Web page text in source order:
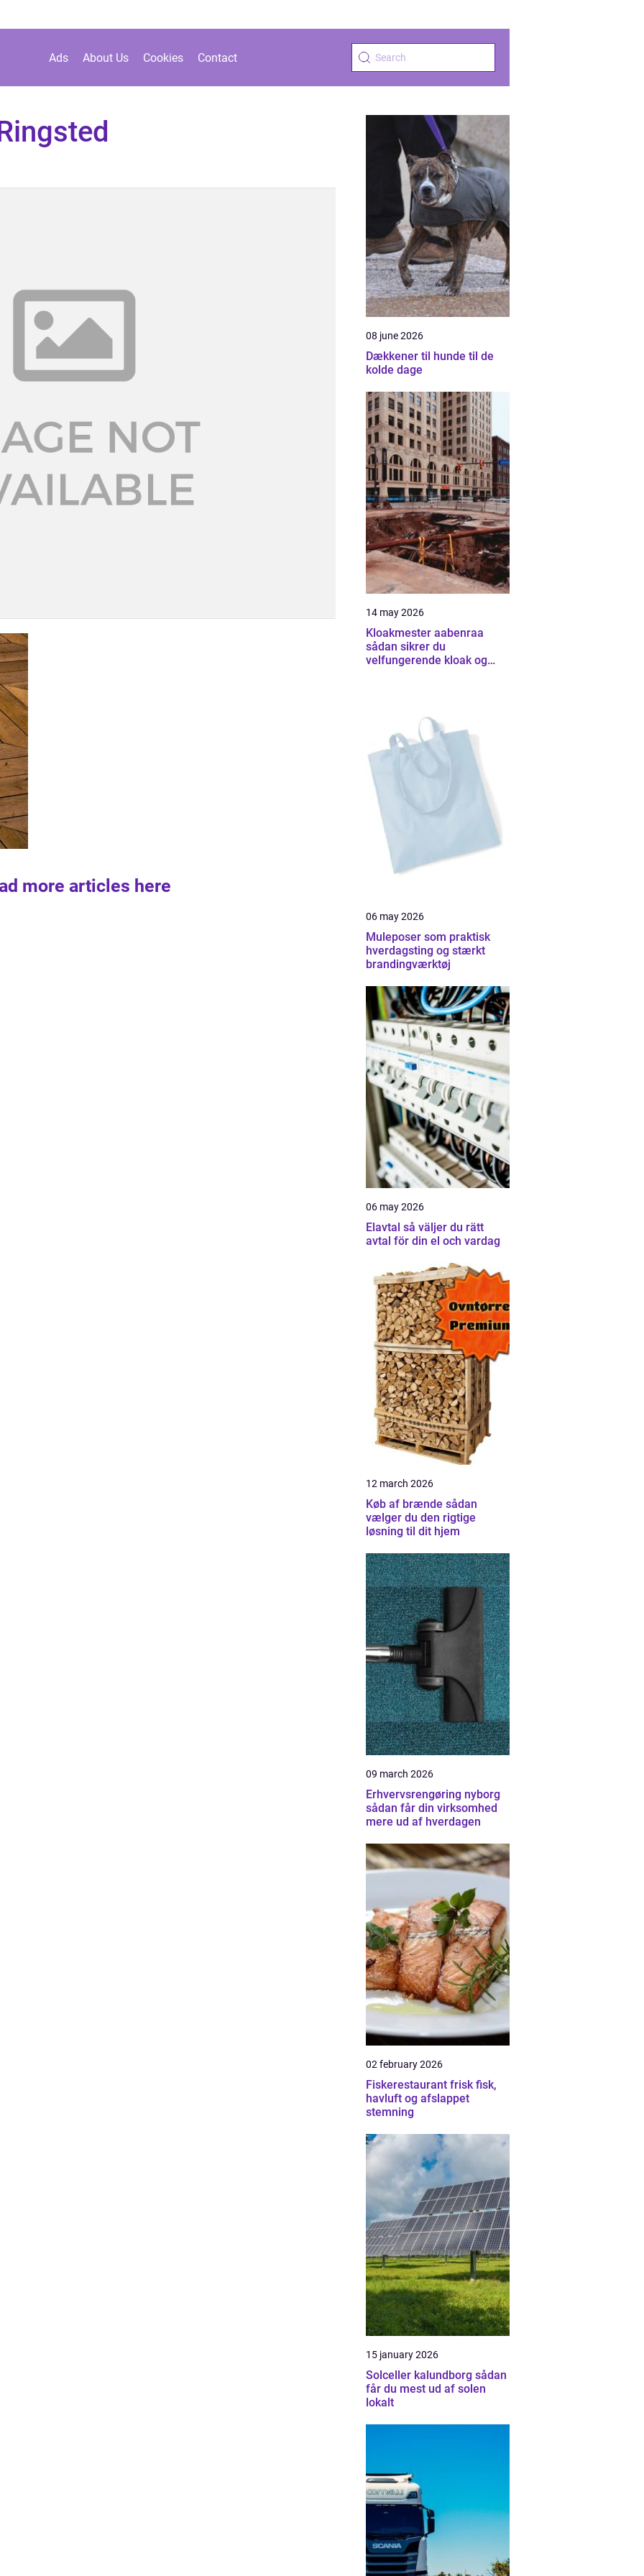
Ads About Us Cookies Contact
more articles here
08 june 2026
Dækkener til hunde til de
kolde dage
14 may 2026
Kloakmester aabenraa
sådan sikrer du
velfungerende kloak og
06 may 2026
Muleposer som praktisk
hverdagsting og stærkt
brandingværktøj
06 may 2026
Elavtal så väljer du rätt
avtal för din el och vardag
12 march 2026
Køb af brænde sådan
vælger du den rigtige
løsning til dit hjem
09 march 2026
Erhvervsrengøring nyborg
sådan får din virksomhed
mere ud af hverdagen
02 february 2026
Fiskerestaurant frisk fisk,
havluft og afslappet
stemning
15 january 2026
Solceller kalundborg sådan
får du mest ud af solen
lokalt